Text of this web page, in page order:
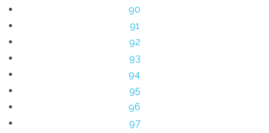
90
91
92
93
94
95
96
97